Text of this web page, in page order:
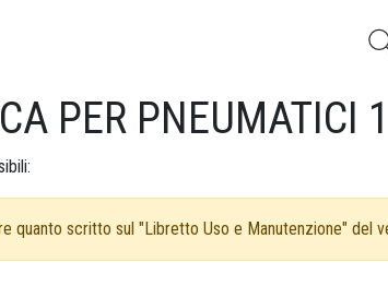
PER
quanto scritto sul "Libretto Uso e Manutenzione" del